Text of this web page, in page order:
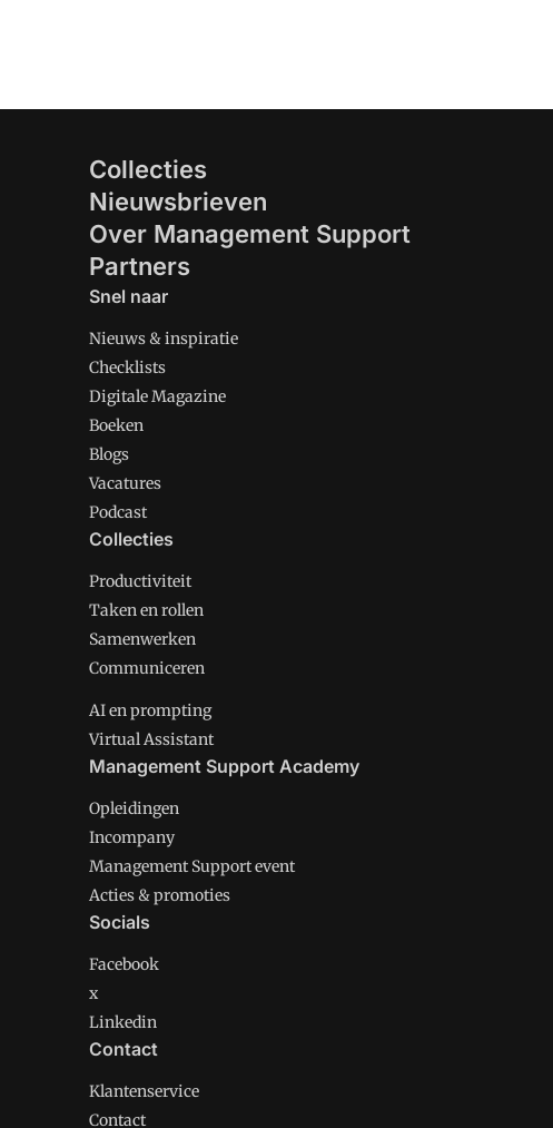
Collecties
Nieuwsbrieven
Over Management Support
Partners
Snel naar
Nieuws & inspiratie
Checklists
Digitale Magazine
Boeken
Blogs
Vacatures
Podcast
Collecties
Productiviteit
Taken en rollen
Samenwerken
Communiceren
AI en prompting
Virtual Assistant
Management Support Academy
Opleidingen
Incompany
Management Support event
Acties & promoties
Socials
Facebook
x
Linkedin
Contact
Klantenservice
Contact